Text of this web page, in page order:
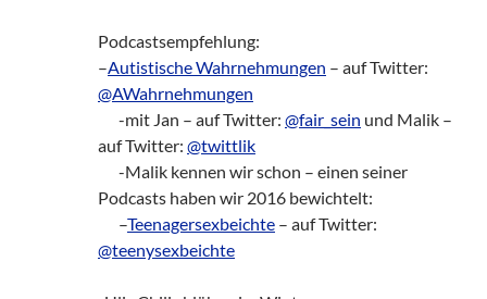
Podcastsempfehlung:
–Autistische Wahrnehmungen – auf Twitter:
@AWahrnehmungen
-mit Jan – auf Twitter: @fair_sein und Malik –
auf Twitter: @twittlik
-Malik kennen wir schon – einen seiner
Podcasts haben wir 2016 bewichtelt:
–Teenagersexbeichte – auf Twitter:
@teenysexbeichte